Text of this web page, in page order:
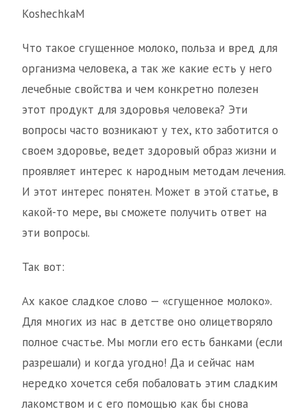
KoshechkaM
Что такое сгущенное молоко, польза и вред для
организма человека, а так же какие есть у него
лечебные свойства и чем конкретно полезен
этот продукт для здоровья человека? Эти
вопросы часто возникают у тех, кто заботится о
своем здоровье, ведет здоровый образ жизни и
проявляет интерес к народным методам лечения.
И этот интерес понятен. Может в этой статье, в
какой-то мере, вы сможете получить ответ на
эти вопросы.
Так вот:
Ах какое сладкое слово — «сгущенное молоко».
Для многих из нас в детстве оно олицетворяло
полное счастье. Мы могли его есть банками (если
разрешали) и когда угодно! Да и сейчас нам
нередко хочется себя побаловать этим сладким
лакомством и с его помощью как бы снова